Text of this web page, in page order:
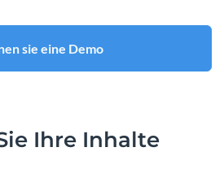
sie eine Demo
Ihre Inhalte